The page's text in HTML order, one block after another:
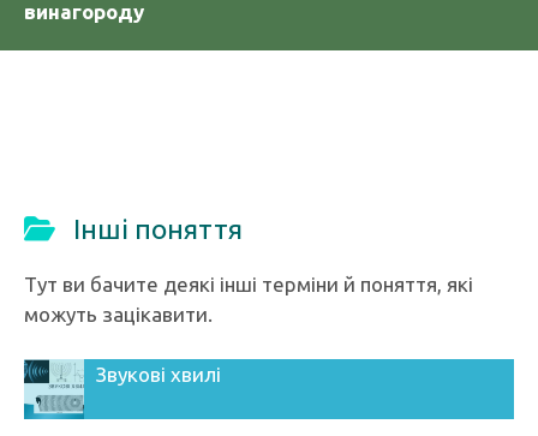
винагороду
Інші поняття
Тут ви бачите деякі інші терміни й поняття, які
можуть зацікавити.
Звукові хвилі